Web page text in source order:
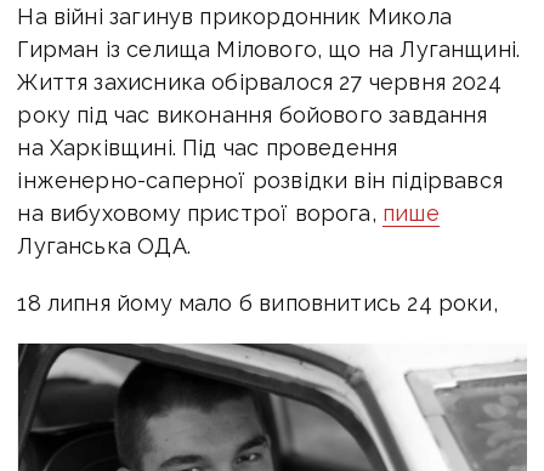
На війні загинув прикордонник Микола
Гирман із селища Мілового, що на Луганщині.
Життя захисника обірвалося 27 червня 2024
року під час виконання бойового завдання
на Харківщині. Під час проведення
інженерно-саперної розвідки він підірвався
на вибуховому пристрої ворога, пише
Луганська ОДА.
18 липня йому мало б виповнитись 24 роки,